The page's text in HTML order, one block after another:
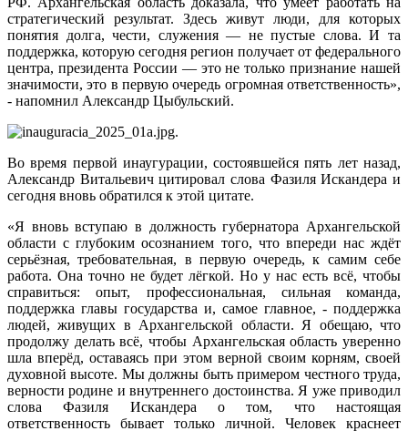
стратегический результат. Здесь живут люди, для которых
понятия долга, чести, служения — не пустые слова. И та
поддержка, которую сегодня регион получает от федерального
центра, президента России — это не только признание нашей
значимости, это в первую очередь огромная ответственность»,
- напомнил Александр Цыбульский.
.
Во время первой инаугурации, состоявшейся пять лет назад,
Александр Витальевич цитировал слова Фазиля Искандера и
сегодня вновь обратился к этой цитате.
«Я вновь вступаю в должность губернатора Архангельской
области с глубоким осознанием того, что впереди нас ждёт
серьёзная, требовательная, в первую очередь, к самим себе
работа. Она точно не будет лёгкой. Но у нас есть всё, чтобы
справиться: опыт, профессиональная, сильная команда,
поддержка главы государства и, самое главное, - поддержка
людей, живущих в Архангельской области. Я обещаю, что
продолжу делать всё, чтобы Архангельская область уверенно
шла вперёд, оставаясь при этом верной своим корням, своей
духовной высоте. Мы должны быть примером честного труда,
верности родине и внутреннего достоинства. Я уже приводил
слова Фазиля Искандера о том, что настоящая
ответственность бывает только личной. Человек краснеет